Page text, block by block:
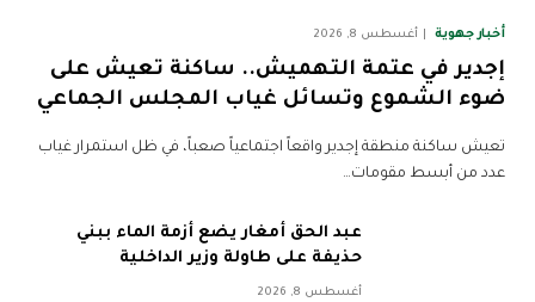
أخبار جهوية أغسطس 8, 2026
إجدير في عتمة التهميش.. ساكنة تعيش على
ضوء الشموع وتسائل غياب المجلس الجماعي
تعيش ساكنة منطقة إجدير واقعاً اجتماعياً صعباً، في ظل استمرار غياب
عدد من أبسط مقومات…
عبد الحق أمغار يضع أزمة الماء ببني
حذيفة على طاولة وزير الداخلية
أغسطس 8, 2026